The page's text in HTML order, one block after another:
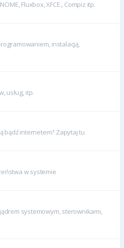
Fluxbox, XFCE., Compiz itp.
instalacją,
usług, itp.
bądź internetem? Zapytaj tu
w systemie
systemowym, sterownikami,